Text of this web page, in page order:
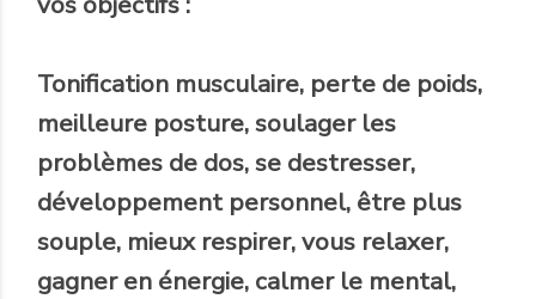
Tonification musculaire, perte de poids,
meilleure posture, soulager les
problèmes de dos, se destresser,
développement personnel, être plus
souple, mieux respirer, vous relaxer,
gagner en énergie, calmer le mental,